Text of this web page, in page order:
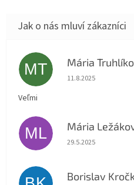
MT Mária
Hodnocení
11.8.2025
Veľmi
ML Mária
Hodnocení
29.5.2025
Borislav